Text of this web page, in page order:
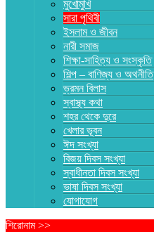
মুখোমুখি
সারা পৃথিবী
ইসলাম ও জীবন
নারী সমাজ
শিক্ষা-সাহিত্য ও সংস্কৃতি
শিল্প – বাণিজ্য ও অথনীতি
ভ্রমন বিলাস
স্বাস্থ্য কথা
শহর থেকে দুরে
খেলার ভূবন
ঈদ সংখ্যা
বিজয় দিবস সংখ্যা
স্বাধীনতা দিবস সংখ্যা
ভাষা দিবস সংখ্যা
যোগাযোগ
শিরোনাম >>